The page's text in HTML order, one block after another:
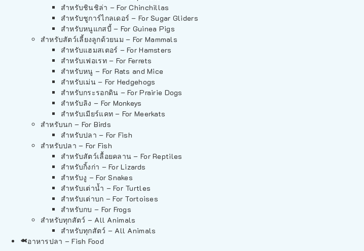
สำหรับชินชิล่า – For Chinchillas
สำหรับชูการ์ไกลเดอร์ – For Sugar Gliders
สำหรับหนูแกสบี้ – For Guinea Pigs
สำหรับสัตว์เลี้ยงลูกด้วยนม – For Mammals
สำหรับแฮมสเตอร์ – For Hamsters
สำหรับเฟอเรท – For Ferrets
สำหรับหนู – For Rats and Mice
สำหรับเม่น – For Hedgehogs
สำหรับกระรอกดิน – For Prairie Dogs
สำหรับลิง – For Monkeys
สำหรับเมียร์แคท – For Meerkats
สำหรับนก – For Birds
สำหรับปลา – For Fish
สำหรับปลา – For Fish
สำหรับสัตว์เลื้อยคลาน – For Reptiles
สำหรับกิ้งก่า – For Lizards
สำหรับงู – For Snakes
สำหรับเต่าน้ำ – For Turtles
สำหรับเต่าบก – For Tortoises
สำหรับกบ – For Frogs
สำหรับทุกสัตว์ – All Animals
สำหรับทุกสัตว์ – All Animals
อาหารปลา – Fish Food